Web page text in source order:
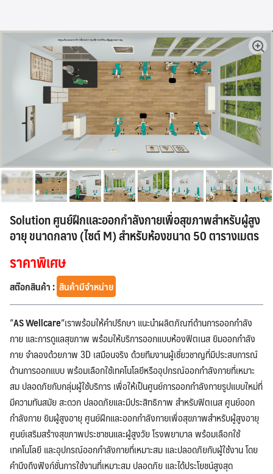
🔍
Solution ศูนย์ฝึกและออกกำลังกายเพื่อสุขภาพสำหรับผู้สูง
อายุ ขนาดกลาง (ไซต์ M) สำหรับห้องขนาด 50 ตารางเมตร
ราคาพิเศษ
สต๊อกสินค้า : สินค้ามีจำหน่าย
“AS Wellcare“เราพร้อมให้คำปรึกษา แนะนำผลิตภัณฑ์ด้านการออกกำลัง
กาย และการดูแลสุขภาพ พร้อมให้บริการออกแบบห้องฟิตเนส ยิมออกกำลัง
กาย จำลองด้วยภาพ 3D เสมือนจริง ด้วยทีมงานผู้เชี่ยวชาญที่มีประสบการณ์
ด้านการออกแบบ พร้อมเลือกใช้เทคโนโลยีหรืออุปกรณ์ออกกำลังกายที่เหมาะ
สม ปลอดภัยกับกลุ่มผู้ใช้บริการ เพื่อให้เป็นศูนย์การออกกำลังกายรูปแบบใหม่ที่
มีความทันสมัย สะดวก ปลอดภัยและมีประสิทธิภาพ สำหรับฟิตเนส ศูนย์ออก
กำลังกาย ยิมผู้สูงอายุ ศูนย์ฝึกและออกกำลังกายเพื่อสุขภาพสำหรับผู้สูงอายุ
ศูนย์เสริมสร้างสุขภาพประชาชนและผู้สูงวัย โรงพยาบาล พร้อมเลือกใช้
เทคโนโลยี และอุปกรณ์ออกกำลังกายที่เหมาะสม และปลอดภัยกับผู้ใช้งาน โดย
คำนึงถึงฟังก์ชั่นการใช้งานที่เหมาะสม ปลอดภัย และได้ประโยชน์สูงสุด